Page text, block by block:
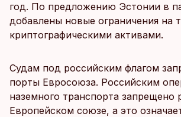
год. По предложению Эстонии в
добавлены новые ограничения на
криптографическими активами.
Судам под российским флагом
порты Евросоюза. Российским
наземного транспорта запрещено
Европейском союзе, а это